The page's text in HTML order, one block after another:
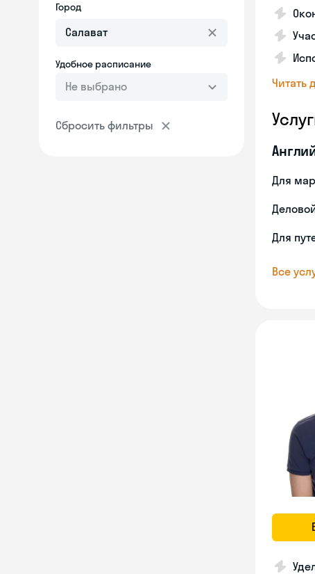
Город
Удобное расписание
Не выбрано
Сбросить фильтры
Читать
Для
Для
Все